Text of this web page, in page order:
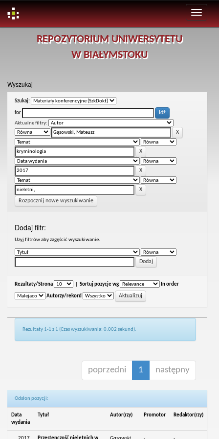
REPOZYTORIUM UNIWERSYTETU
W BIAŁYMSTOKU
Wyszukaj
Szukaj:
for
Aktualne filtry:
Rozpocznij nowe wyszukiwanie
Dodaj filtr:
Uzyj filtrów aby zagęścić wyszukiwanie.
Rezultaty/Strona Sortuj pozycje wg In order
Autorzy/rekord
Rezultaty 1-1 z 1 (Czas wyszukiwania: 0.002 sekund).
poprzedni 1 następny
Odsłon pozycji:
Data
wydania
Tytuł Autor(rzy) Promotor Redaktor(rzy)